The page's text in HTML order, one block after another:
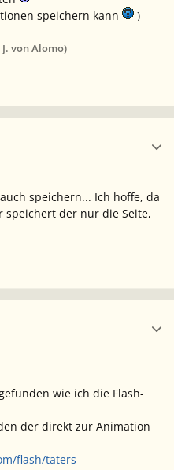
speichern kann
)
von Alomo)
speichern... Ich hoffe, da
speichert der nur die Seite,
wie ich die Flash-
der direkt zur Animation
flash/taters